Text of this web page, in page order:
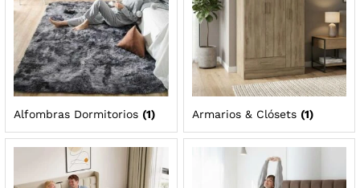
Alfombras Dormitorios (1) Armarios & Clósets (1)